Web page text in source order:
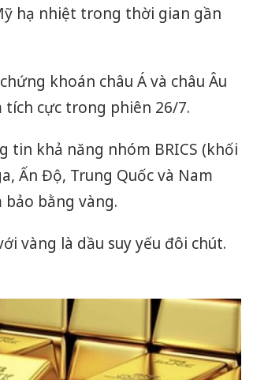
hạ nhiệt trong thời gian gần
khoán châu Á và châu Âu
cực trong phiên 26/7.
tin khả năng nhóm BRICS (khối
Ấn Độ, Trung Quốc và Nam
bằng vàng.
vàng là dầu suy yếu đôi chút.